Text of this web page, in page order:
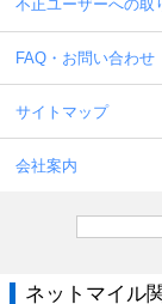
不正ユーザーへの取
FAQ・お問い合わせ
サイトマップ
会社案内
ネットマイル